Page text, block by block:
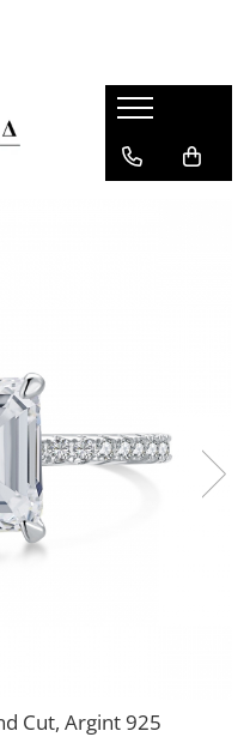
Cut, Argint 925